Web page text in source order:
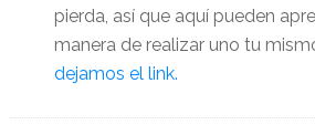
pierda, así que aquí pueden
manera de realizar uno tu
dejamos el link.